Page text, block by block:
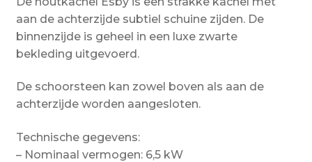
aan de achterzijde subtiel schuine zijden. De
binnenzijde is geheel in een luxe zwarte
bekleding uitgevoerd.
De schoorsteen kan zowel boven als aan de
achterzijde worden aangesloten.
Technische gegevens:
– Nominaal vermogen: 6,5 kW